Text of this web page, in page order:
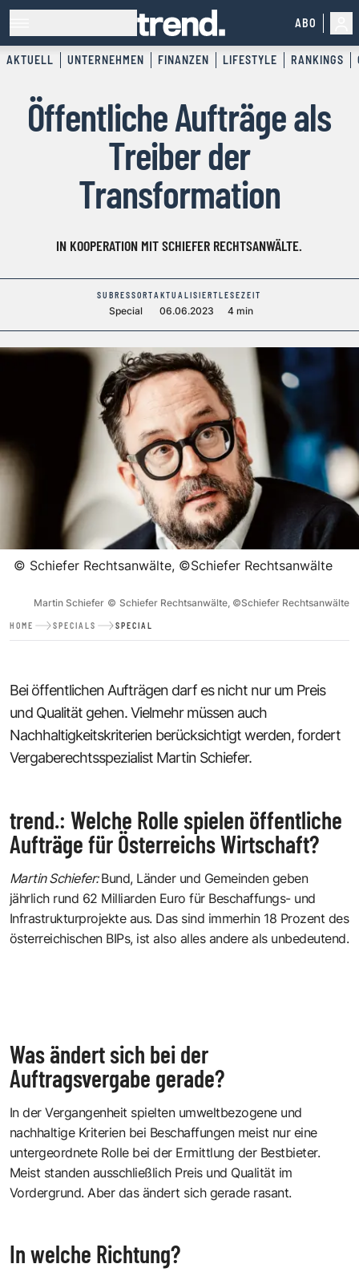
ABO
AKTUELL UNTERNEHMEN FINANZEN LIFESTYLE RANKINGS
Öffentliche Aufträge als
Treiber der
Transformation
IN KOOPERATION MIT SCHIEFER RECHTSANWÄLTE.
SUBRESSORT
Special
AKTUALISIERT
06.06.2023
LESEZEIT
4 min
© Schiefer Rechtsanwälte, ©Schiefer Rechtsanwälte
Martin Schiefer © Schiefer Rechtsanwälte, ©Schiefer Rechtsanwälte
HOME SPECIALS SPECIAL
Bei öffentlichen Aufträgen darf es nicht nur um Preis
und Qualität gehen. Vielmehr müssen auch
Nachhaltigkeitskriterien berücksichtigt werden, fordert
Vergaberechtsspezialist Martin Schiefer.
trend.: Welche Rolle spielen öffentliche
Aufträge für Österreichs Wirtschaft?
Martin Schiefer:Bund, Länder und Gemeinden geben
jährlich rund 62 Milliarden Euro für Beschaffungs- und
Infrastrukturprojekte aus. Das sind immerhin 18 Prozent des
österreichischen BIPs, ist also alles andere als unbedeutend.
Was ändert sich bei der
Auftragsvergabe gerade?
In der Vergangenheit spielten umweltbezogene und
nachhaltige Kriterien bei Beschaffungen meist nur eine
untergeordnete Rolle bei der Ermittlung der Bestbieter.
Meist standen ausschließlich Preis und Qualität im
Vordergrund. Aber das ändert sich gerade rasant.
In welche Richtung?